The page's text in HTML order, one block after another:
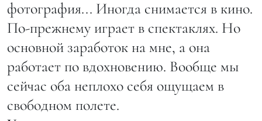
фотография... Иногда снимается в кино.
По-прежнему играет в спектаклях. Но
основной заработок на мне, а она
работает по вдохновению. Вообще мы
сейчас оба неплохо себя ощущаем в
свободном полете.